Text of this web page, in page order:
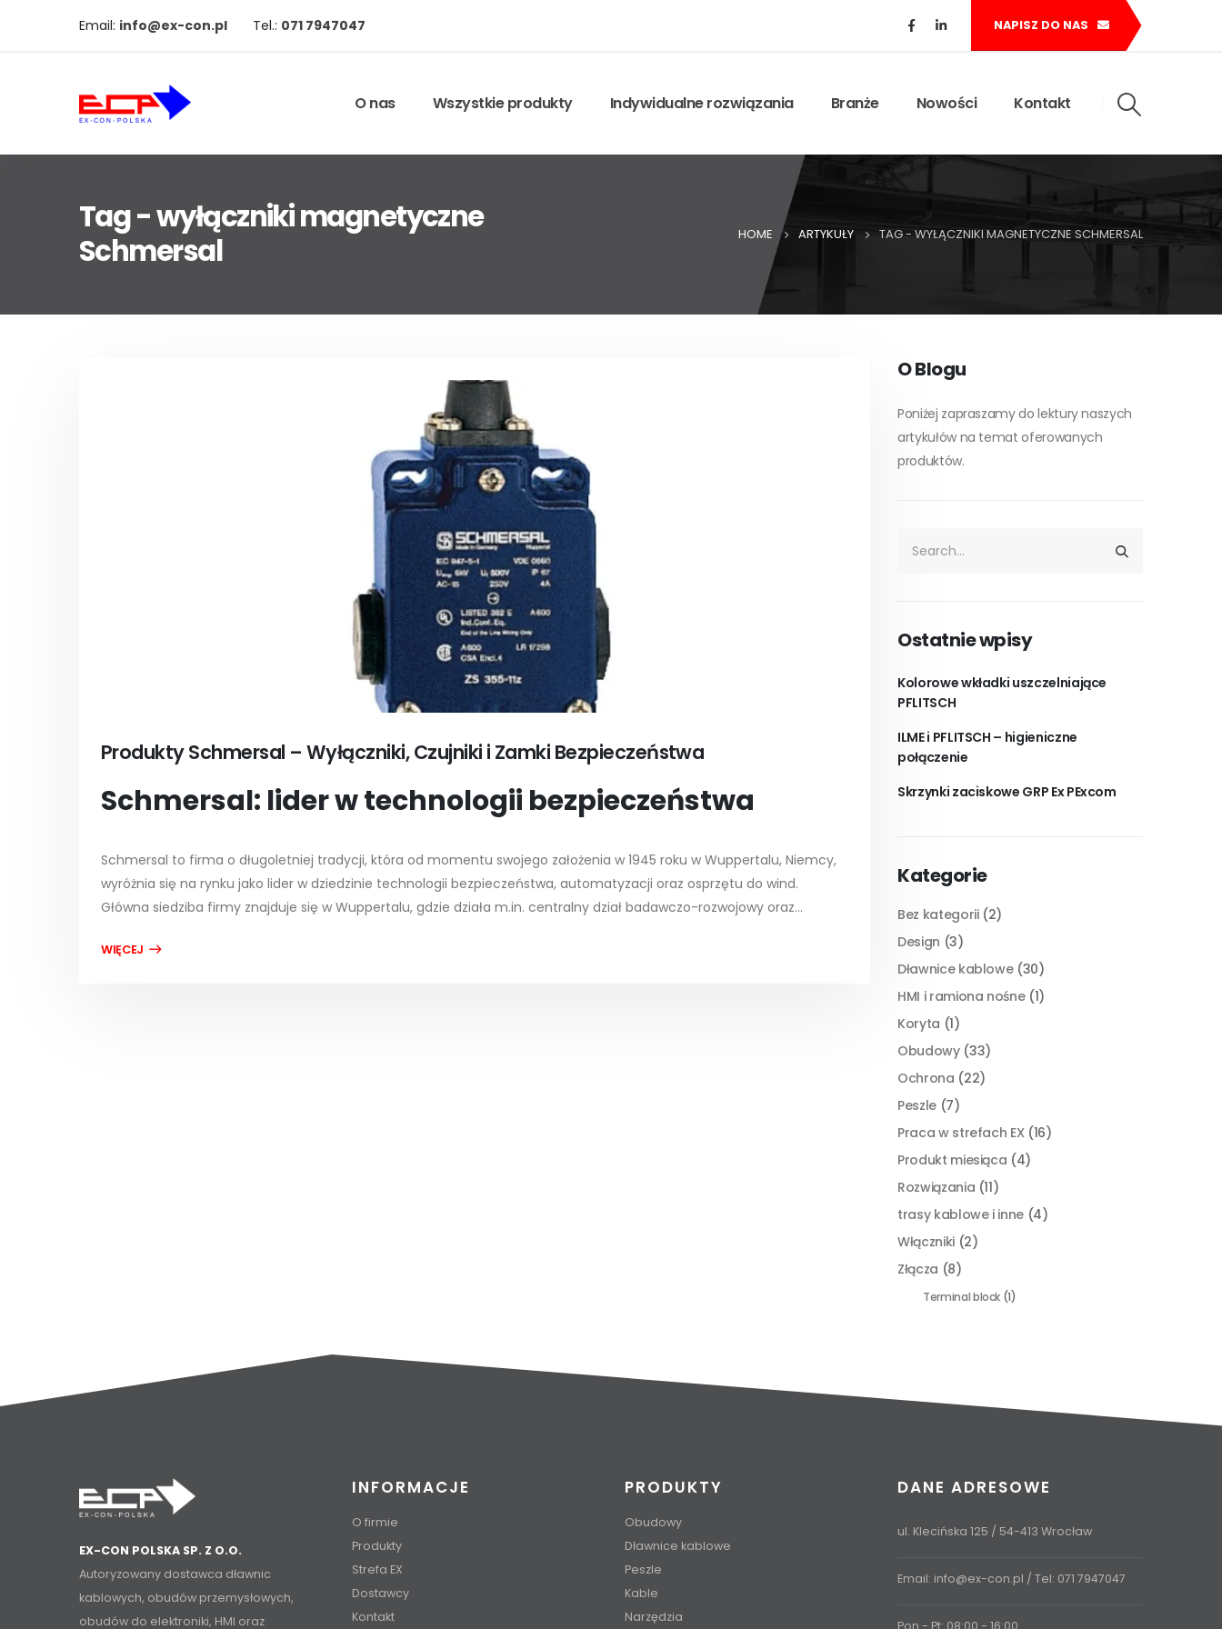
Email: info@ex-con.pl Tel.: 071 7947047 NAPISZ DO NAS
O nas Wszystkie produkty Indywidualne rozwiązania Branże Nowości Kontakt
Tag - wyłączniki magnetyczne
Schmersal
HOME ARTYKUŁY TAG - WYŁĄCZNIKI MAGNETYCZNE SCHMERSAL
Produkty Schmersal – Wyłączniki, Czujniki i Zamki Bezpieczeństwa
Schmersal: lider w technologii bezpieczeństwa
Schmersal to firma o długoletniej tradycji, która od momentu swojego założenia w 1945 roku w Wuppertalu, Niemcy,
wyróżnia się na rynku jako lider w dziedzinie technologii bezpieczeństwa, automatyzacji oraz osprzętu do wind.
Główna siedziba firmy znajduje się w Wuppertalu, gdzie działa m.in. centralny dział badawczo-rozwojowy oraz...
O Blogu
Poniżej zapraszamy do lektury naszych
artykułów na temat oferowanych
produktów.
Ostatnie wpisy
Kolorowe wkładki uszczelniające
PFLITSCH
ILME i PFLITSCH – higieniczne
połączenie
Skrzynki zaciskowe GRP Ex PExcom
Kategorie
Bez kategorii(2)
Design (3)
Dławnice kablowe(30)
HMI i ramiona nośne(1)
Koryta (1)
Obudowy(33)
Ochrona (22)
Peszle(7)
Praca w strefach EX(16)
Produkt miesiąca (4)
Rozwiązania (11)
trasy kablowe i inne (4)
Włączniki(2)
Złącza (8)
Terminal block (1)
EX-CON POLSKA SP. Z O.O.
Autoryzowany dostawca dławnic
kablowych, obudów przemysłowych,
obudów do elektroniki, HMI oraz
INFORMACJE
O firmie
Produkty
Strefa EX
Dostawcy
Kontakt
PRODUKTY
Obudowy
Dławnice kablowe
Peszle
Kable
Narzędzia
DANE ADRESOWE
ul. Klecińska 125 / 54-413 Wrocław
Email: info@ex-con.pl / Tel: 071 7947047
Pon - Pt: 08:00 - 16:00